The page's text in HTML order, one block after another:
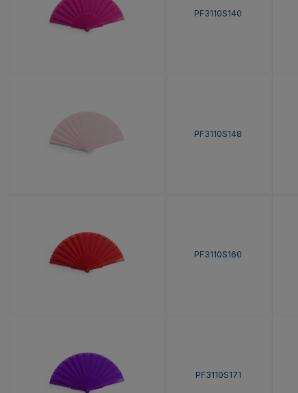
PF3110S140
PF3110S148
PF3110S160
PF3110S171